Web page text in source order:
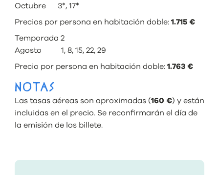
Octubre 3*, 17*
Precios por persona en habitación doble: 1.715 €
Temporada 2
Agosto 1, 8, 15, 22, 29
Precio por persona en habitación doble: 1.763 €
NOTAS
Las tasas aéreas son aproximadas (160 €) y están
incluidas en el precio. Se reconfirmarán el día de
la emisión de los billete.